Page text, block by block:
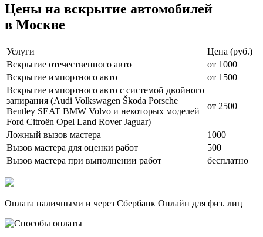
Цены на вскрытие автомобилей
в Москве
Услуги
Цена (руб.)
Вскрытие отечественного авто
от 1000
Вскрытие импортного авто
от 1500
Вскрытие импортного авто с системой двойного
запирания (Audi Volkswagen Škoda Porsche
Bentley SEAT BMW Volvo и некоторых моделей
Ford Citroën Opel Land Rover Jaguar)
от 2500
Ложный вызов мастера
1000
Вызов мастера для оценки работ
500
Вызов мастера при выполнении работ
бесплатно
Оплата наличными и через Сбербанк Онлайн для физ. лиц